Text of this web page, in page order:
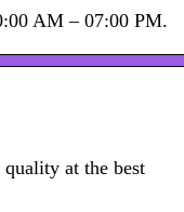
AM – 07:00 PM.
at the best